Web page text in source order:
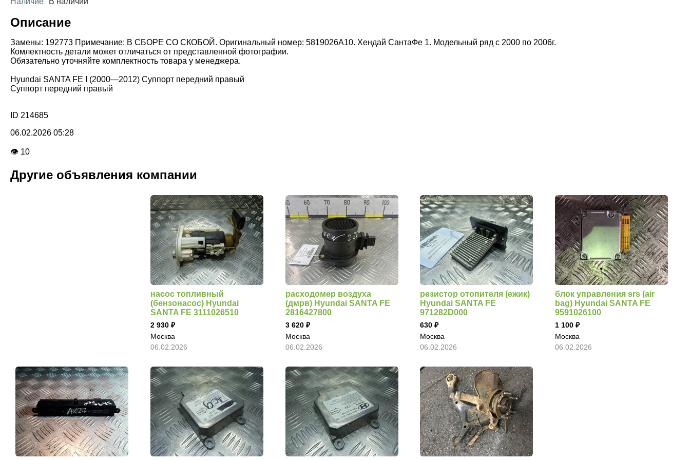
Описание
Замены: 192773 Примечание: В СБОРЕ СО СКОБОЙ. Оригинальный номер: 5819026A10. Хендай СантаФе 1. Модельный ряд с 2000 по 2006г.
Комлектность детали может отличаться от представленной фотографии.
Обязательно уточняйте комплектность товара у менеджера.
Hyundai SANTA FE I (2000—2012) Суппорт передний правый
Суппорт передний правый
ID 214685
06.02.2026 05:28
👁 10
Другие объявления компании
насос топливный
(бензонасос) Hyundai
SANTA FE 3111026510
2 930
Москва
06.02.2026
расходомер воздуха
(дмрв) Hyundai SANTA FE
2816427800
3 620
Москва
06.02.2026
резистор отопителя (ежик)
Hyundai SANTA FE
971282D000
630
Москва
06.02.2026
блок управления srs (air
bag) Hyundai SANTA FE
9591026100
1 100
Москва
06.02.2026